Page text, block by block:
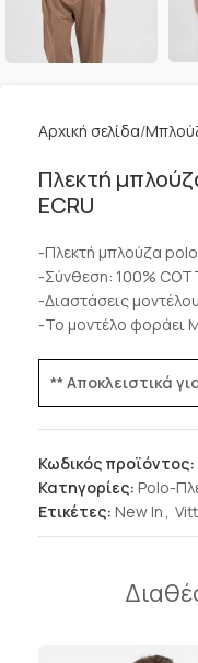
Αρχική σελίδα
Πλεκτή
ECRU
-Πλεκτή μπλούζα polo
-Σύνθεση: 100%
-Διαστάσεις
-Το μοντέλο φοράει
** Αποκλειστικά
Κωδικός προϊόντος:
Κατηγορίες: Polo-
Ετικέτες: New In ,